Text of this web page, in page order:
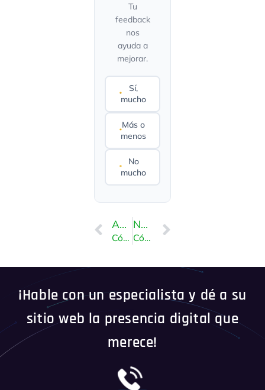
Tu
feedback
nos
ayuda a
mejorar.
Sí,
mucho
Más o
menos
No
mucho
ANTERIOR
Cómo cambiar la contraseña de una cuenta de correo electrónico en cPanel
NEXT
Cómo comprobar las suscripciones automáticas de PayPal
¡Hable con un especialista y dé a su
sitio web la presencia digital que
merece!